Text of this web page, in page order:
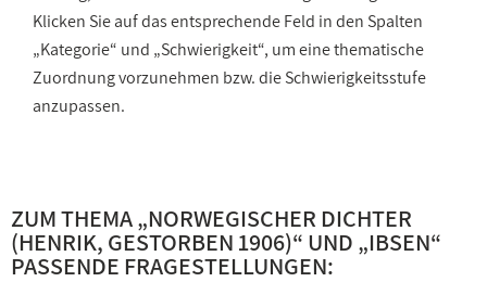
Klicken Sie auf das entsprechende Feld in den Spalten
„Kategorie“ und „Schwierigkeit“, um eine thematische
Zuordnung vorzunehmen bzw. die Schwierigkeitsstufe
anzupassen.
ZUM THEMA „NORWEGISCHER DICHTER
(HENRIK, GESTORBEN 1906)“ UND „IBSEN“
PASSENDE FRAGESTELLUNGEN: